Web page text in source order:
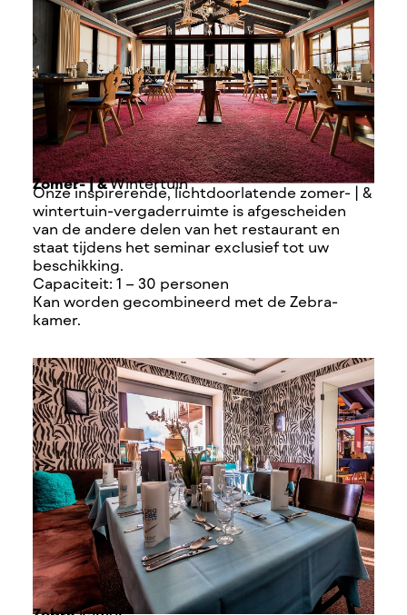
Zomer- | &Wintertuin
Onze inspirerende, lichtdoorlatende zomer- | &
wintertuin-vergaderruimte is afgescheiden
van de andere delen van het restaurant en
staat tijdens het seminar exclusief tot uw
beschikking.
Capaciteit: 1 – 30 personen
Kan worden gecombineerd met de Zebra-
kamer.